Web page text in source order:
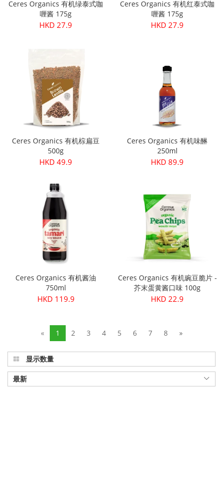
Ceres Organics 有机绿泰式咖
喱酱 175g
HKD 27.9
Ceres Organics 有机红泰式咖
喱酱 175g
HKD 27.9
Ceres Organics 有机棕扁豆
500g
HKD 49.9
Ceres Organics 有机味醂
250ml
HKD 89.9
Ceres Organics 有机酱油
750ml
HKD 119.9
Ceres Organics 有机豌豆脆片 -
芥末蛋黄酱口味 100g
HKD 22.9
« 1 2 3 4 5 6 7 8 »
显示数量
最新